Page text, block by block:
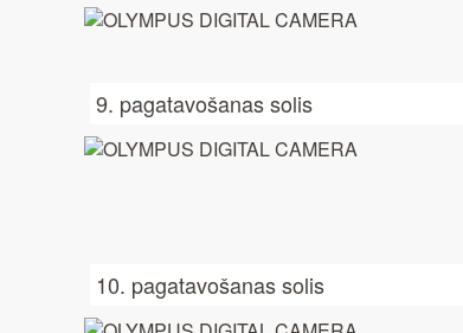
9. pagatavošanas solis
10. pagatavošanas solis